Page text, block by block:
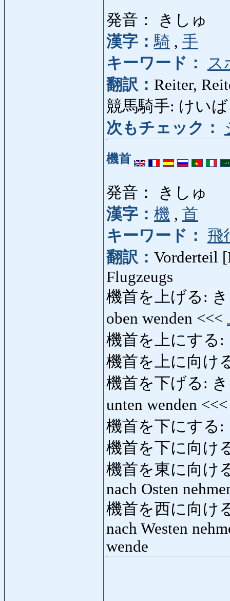
発音： きしゅ
漢字：騎 , 手
キーワード：
ス
翻訳： Reiter,
競馬騎手: けい
次もチェック：
機首
発音： きしゅ
漢字： 機 , 首
キーワード：
飛
翻訳： Vorderteil
Flugzeugs
機首を上げる: き
oben wenden <<<
機首を上にする
機首を上に向け
機首を下げる: き
unten wenden
機首を下にする
機首を下に向け
機首を東に向け
nach Osten
機首を西に向け
nach Westen
wende